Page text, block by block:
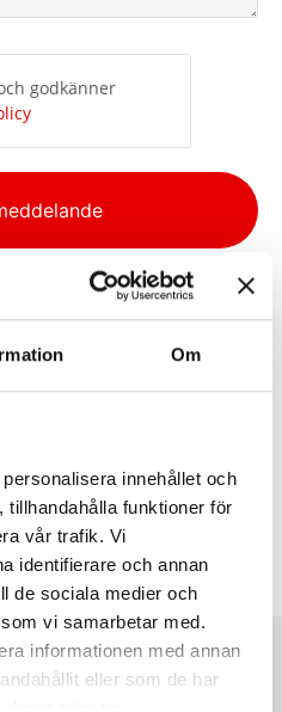
Om
innehållet och
tillhandahålla funktioner för
vår trafik. Vi
identifierare och annan
de sociala medier och
vi samarbetar med.
informationen med annan
eller som de har
godkänner
till höger